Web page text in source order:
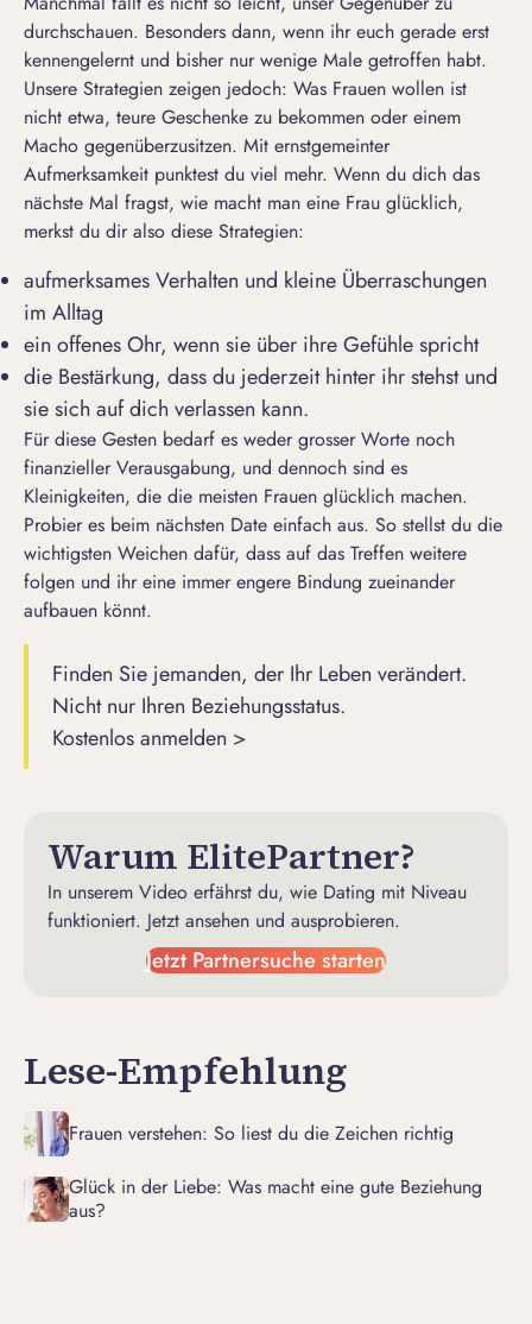
durchschauen. Besonders dann, wenn ihr euch gerade erst
kennengelernt und bisher nur wenige Male getroffen habt.
Unsere Strategien zeigen jedoch: Was Frauen wollen ist
nicht etwa, teure Geschenke zu bekommen oder einem
Macho gegenüberzusitzen. Mit ernstgemeinter
Aufmerksamkeit punktest du viel mehr. Wenn du dich das
nächste Mal fragst, wie macht man eine Frau glücklich,
merkst du dir also diese Strategien:
aufmerksames Verhalten und kleine Überraschungen
im Alltag
ein offenes Ohr, wenn sie über ihre Gefühle spricht
die Bestärkung, dass du jederzeit hinter ihr stehst und
sie sich auf dich verlassen kann.
Für diese Gesten bedarf es weder grosser Worte noch
finanzieller Verausgabung, und dennoch sind es
Kleinigkeiten, die die meisten Frauen glücklich machen.
Probier es beim nächsten Date einfach aus. So stellst du die
wichtigsten Weichen dafür, dass auf das Treffen weitere
folgen und ihr eine immer engere Bindung zueinander
aufbauen könnt.
Finden Sie jemanden, der Ihr Leben verändert.
Nicht nur Ihren Beziehungsstatus.
Kostenlos anmelden >
Warum ElitePartner?
In unserem Video erfährst du, wie Dating mit Niveau
funktioniert. Jetzt ansehen und ausprobieren.
Jetzt Partnersuche starten
Lese-Empfehlung
Frauen verstehen: So liest du die Zeichen richtig
Glück in der Liebe: Was macht eine gute Beziehung
aus?